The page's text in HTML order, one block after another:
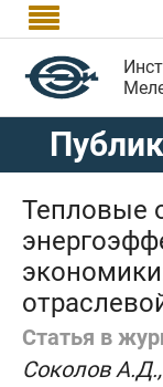

Тепловые
Статья в
Соколов